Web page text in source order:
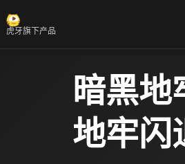
虎牙旗下产品
暗黑地
地牢闪